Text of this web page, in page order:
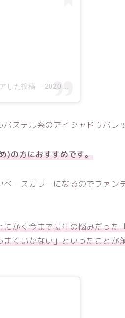
した投稿 – 2020年 4月月7日午前3時05分PDT
ステル系のアイシャドウパレ
)の方におすすめです。
ースカラーになるのでファン
にかく今まで長年の悩みだった
くいかない」といったことが